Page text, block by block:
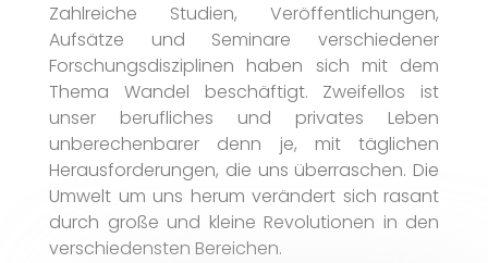
Zahlreiche Studien, Veröffentlichungen,
Aufsätze und Seminare verschiedener
Forschungsdisziplinen haben sich mit dem
Thema Wandel beschäftigt. Zweifellos ist
unser berufliches und privates Leben
unberechenbarer denn je, mit täglichen
Herausforderungen, die uns überraschen. Die
Umwelt um uns herum verändert sich rasant
durch große und kleine Revolutionen in den
verschiedensten Bereichen.